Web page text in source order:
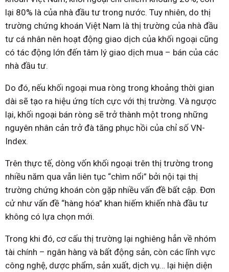
lại 80% là của nhà đầu tư trong nước. Tuy nhiên, do thị
trường chứng khoán Việt Nam là thị trường của nhà đầu
tư cá nhân nên hoạt động giao dịch của khối ngoại cũng
có tác động lớn đến tâm lý giao dịch mua – bán của các
nhà đầu tư.
Do đó, nếu khối ngoại mua ròng trong khoảng thời gian
dài sẽ tạo ra hiệu ứng tích cực với thị trường. Và ngược
lại, khối ngoại bán ròng sẽ trở thành một trong những
nguyên nhân cản trở đà tăng phục hồi của chỉ số VN-
Index.
Trên thực tế, dòng vốn khối ngoại trên thị trường trong
nhiều năm qua vẫn liên tục “chìm nổi” bởi nội tại thị
trường chứng khoán còn gặp nhiều vấn đề bất cập. Đơn
cử như vấn đề “hàng hóa” khan hiếm khiến nhà đầu tư
không có lựa chọn mới.
Trong khi đó, cơ cấu thị trường lại nghiêng hẳn về nhóm
tài chính – ngân hàng và bất động sản, còn các lĩnh vực
công nghệ, dược phẩm, sản xuất, dịch vụ… lại hiện diện